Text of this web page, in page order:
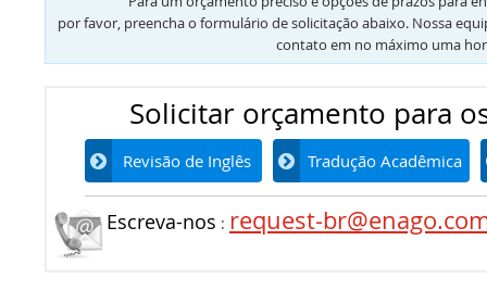
por favor, preencha o formulário de solicitação abaixo. Nossa
contato em no máximo uma
Solicitar orçamento para
Revisão de Inglês Tradução Acadêmica
Escreva-nos : request-